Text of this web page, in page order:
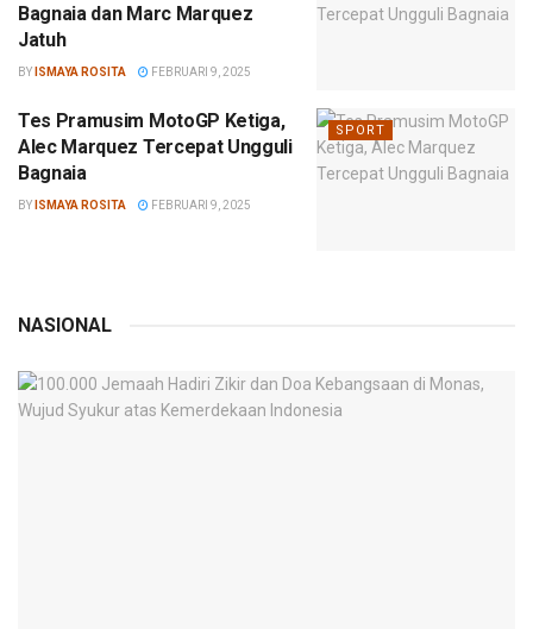
Bagnaia dan Marc Marquez
Jatuh
BY ISMAYA ROSITA FEBRUARI 9, 2025
SPORT
Tes Pramusim MotoGP Ketiga,
Alec Marquez Tercepat Ungguli
Bagnaia
BY ISMAYA ROSITA FEBRUARI 9, 2025
NASIONAL